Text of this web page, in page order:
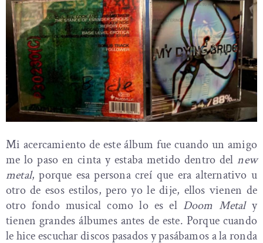
Mi acercamiento de este álbum fue cuando un amigo
me lo paso en cinta y estaba metido dentro delnew
metal, porque esa persona creí que era alternativo u
otro de esos estilos, pero yo le dije, ellos vienen de
otro fondo musical como lo es el Doom Metaly
tienen grandes álbumes antes de este. Porque cuando
le hice escuchar discos pasados y pasábamos a la ronda